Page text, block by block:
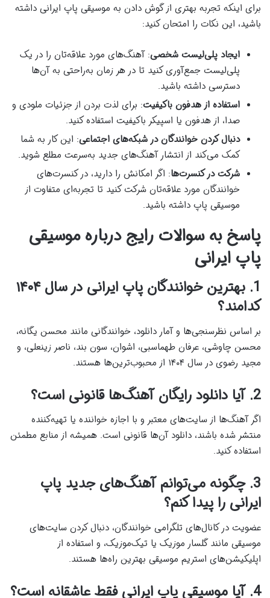
برای اینکه تجربه بهتری از گوش دادن به موسیقی پاپ ایرانی داشته
باشید، این نکات را امتحان کنید:
ایجاد پلی‌لیست شخصی: آهنگ‌های مورد علاقه‌تان را در یک
پلی‌لیست جمع‌آوری کنید تا در هر زمان به‌راحتی به آن‌ها
دسترسی داشته باشید.
استفاده از هدفون باکیفیت: برای لذت بردن از جزئیات ملودی و
صدا، از هدفون یا اسپیکر باکیفیت استفاده کنید.
دنبال کردن خوانندگان در شبکه‌های اجتماعی: این کار به شما
کمک می‌کند از انتشار آهنگ‌های جدید به‌سرعت مطلع شوید.
شرکت در کنسرت‌ها: اگر امکانش را دارید، در کنسرت‌های
خوانندگان مورد علاقه‌تان شرکت کنید تا تجربه‌ای متفاوت از
موسیقی پاپ داشته باشید.
پاسخ به سوالات رایج درباره موسیقی
پاپ ایرانی
1. بهترین خوانندگان پاپ ایرانی در سال ۱۴۰۴
کدامند؟
بر اساس نظرسنجی‌ها و آمار دانلود، خوانندگانی مانند محسن یگانه،
محسن چاوشی، عرفان طهماسبی، اشوان، سون بند، ناصر زینعلی، و
مجید رضوی در سال ۱۴۰۴ از محبوب‌ترین‌ها هستند.
2. آیا دانلود رایگان آهنگ‌ها قانونی است؟
اگر آهنگ‌ها از سایت‌های معتبر و با اجازه خواننده یا تهیه‌کننده
منتشر شده باشند، دانلود آن‌ها قانونی است. همیشه از منابع مطمئن
استفاده کنید.
3. چگونه می‌توانم آهنگ‌های جدید پاپ
ایرانی را پیدا کنم؟
عضویت در کانال‌های تلگرامی خوانندگان، دنبال کردن سایت‌های
موسیقی مانند گلسار موزیک یا تیک‌موزیک، و استفاده از
اپلیکیشن‌های استریم موسیقی بهترین راه‌ها هستند.
4. آیا موسیقی پاپ ایرانی فقط عاشقانه است؟